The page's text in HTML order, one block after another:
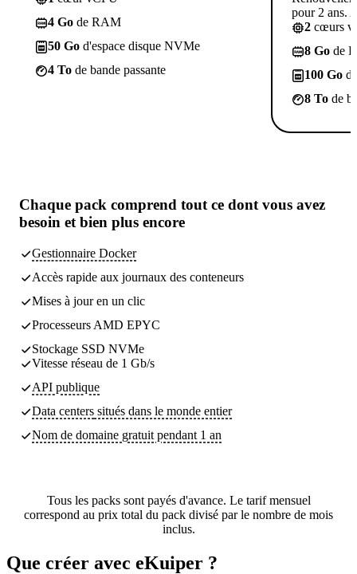
4 Go de RAM
50 Go d'espace disque NVMe
4 To de bande passante
pour 2 ans.
2 cœurs
8 Go de
100 Go
8 To de
Chaque pack comprend tout ce dont vous avez
besoin et bien plus encore
Gestionnaire Docker
Accès rapide aux journaux des conteneurs
Mises à jour en un clic
Processeurs AMD EPYC
Stockage SSD NVMe
Vitesse réseau de 1 Gb/s
API publique
Data centers situés dans le monde entier
Nom de domaine gratuit pendant 1 an
Tous les packs sont payés d'avance. Le tarif mensuel
correspond au prix total du pack divisé par le nombre de mois
inclus.
Que créer avec eKuiper ?